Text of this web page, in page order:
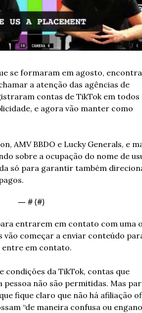
se formaram em agosto,
a atenção das agências de
contas de TikTok em todos
e agora vão manter como
AMV BBDO e Lucky Generals, e
sobre a ocupação do nome de
só para garantir também
— # (#)
entrarem em contato com uma
começar a enviar conteúdo
entre em contato.
condições da TikTok, contas que
não são permitidas. Mas
fique claro que não há afiliação
“de maneira confusa ou